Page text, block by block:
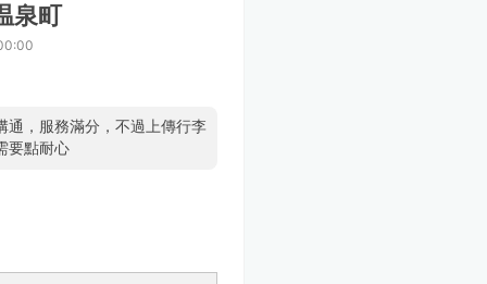
泉町
通，服務滿分，不過上傳行李
要點耐心